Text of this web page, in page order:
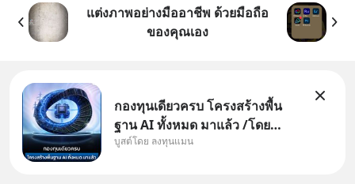
แต่งภาพอย่างมืออาชีพ ด้วยมือถือ
ของคุณเอง
กองทุนเดียวครบ โครงสร้างพื้น
ฐาน AI ทั้งหมด มาแล้ว /โดย
ลงทุนแมน AI Supercycle คือช่วง
บูสต์โดย ลงทุนแมน